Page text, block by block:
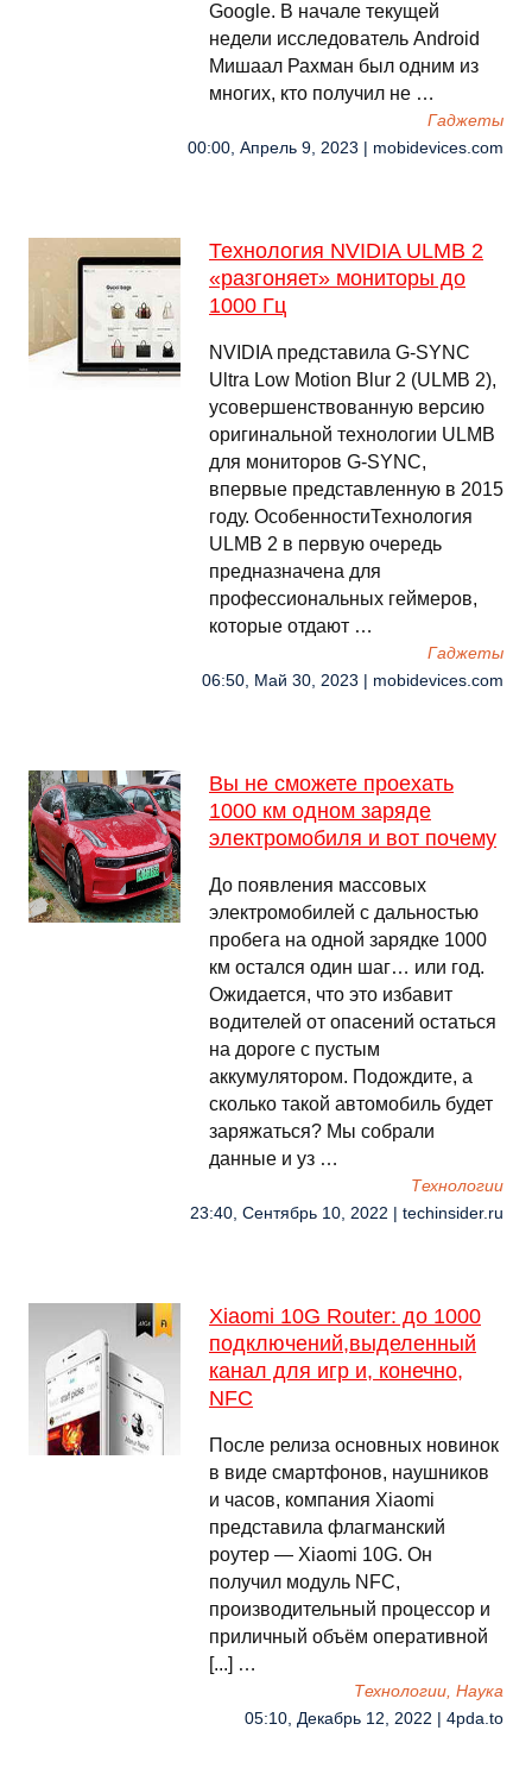
Google. В начале текущей
недели исследователь Android
Мишаал Рахман был одним из
многих, кто получил не …
Гаджеты
00:00, Апрель 9, 2023 | mobidevices.com
Технология NVIDIA ULMB 2
«разгоняет» мониторы до
1000 Гц
NVIDIA представила G-SYNC
Ultra Low Motion Blur 2 (ULMB 2),
усовершенствованную версию
оригинальной технологии ULMB
для мониторов G-SYNC,
впервые представленную в 2015
году. ОсобенностиТехнология
ULMB 2 в первую очередь
предназначена для
профессиональных геймеров,
которые отдают …
Гаджеты
06:50, Май 30, 2023 | mobidevices.com
Вы не сможете проехать
1000 км одном заряде
электромобиля и вот почему
До появления массовых
электромобилей с дальностью
пробега на одной зарядке 1000
км остался один шаг… или год.
Ожидается, что это избавит
водителей от опасений остаться
на дороге с пустым
аккумулятором. Подождите, а
сколько такой автомобиль будет
заряжаться? Мы собрали
данные и уз …
Технологии
23:40, Сентябрь 10, 2022 | techinsider.ru
Xiaomi 10G Router: до 1000
подключений,выделенный
канал для игр и, конечно,
NFC
После релиза основных новинок
в виде смартфонов, наушников
и часов, компания Xiaomi
представила флагманский
роутер — Xiaomi 10G. Он
получил модуль NFC,
производительный процессор и
приличный объём оперативной
[...] …
Технологии, Наука
05:10, Декабрь 12, 2022 | 4pda.to